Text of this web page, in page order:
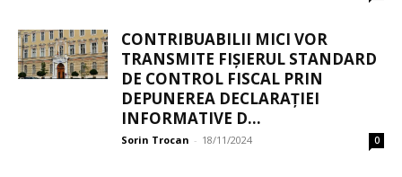
CONTRIBUABILII MICI VOR
TRANSMITE FIȘIERUL STANDARD
DE CONTROL FISCAL PRIN
DEPUNEREA DECLARAȚIEI
INFORMATIVE D...
Sorin Trocan - 18/11/2024 0